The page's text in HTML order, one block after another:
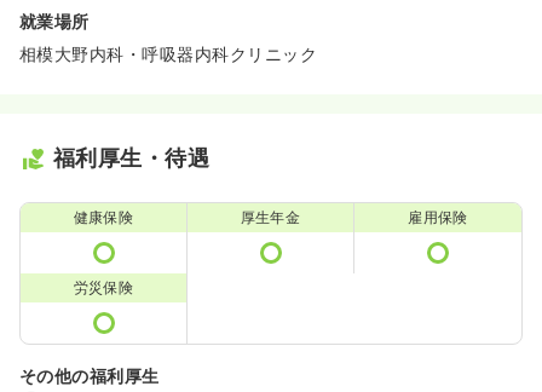
就業場所
相模大野内科・呼吸器内科クリニック
福利厚生・待遇
健康保険 厚生年金 雇用保険
労災保険
その他の福利厚生